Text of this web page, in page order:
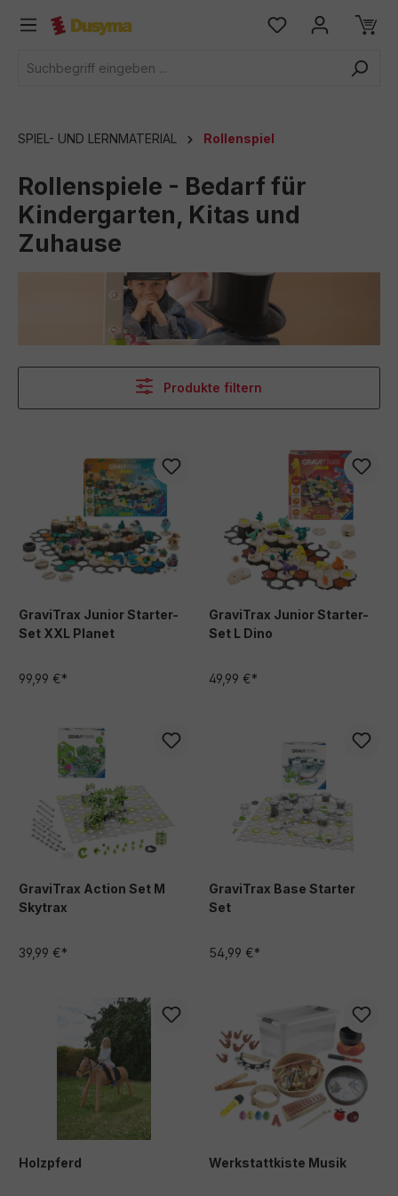
springen
SPIEL- UND LERNMATERIAL Rollenspiel
Rollenspiele - Bedarf für
Kindergarten, Kitas und
Zuhause
Produkte filtern
GraviTrax Junior Starter-
Set XXL Planet
99,99 €*
GraviTrax Junior Starter-
Set L Dino
49,99 €*
GraviTrax Action Set M
Skytrax
39,99 €*
GraviTrax Base Starter
Set
54,99 €*
Holzpferd Werkstattkiste Musik